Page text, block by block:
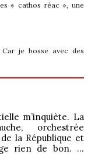
« cathos réac », une
je bosse avec des
m’inquiète. La
orchestrée
la République et
rien de bon. …